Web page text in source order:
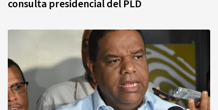
consulta presidencial del PLD